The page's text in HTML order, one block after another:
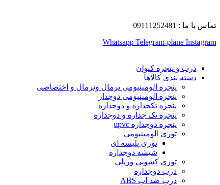
تماس با ما : 09111252481
Whatsapp Telegram-plane Instagram
درب و پنجره کیوان
دسته بندی کالاها
پنجره الومینیومی ترمال ونرمال و اختصاصی
پنجره الومینیومی دوجدار
پنجره تکجداره و دوجداره
پنجره تک جداره و دوجداره
پنجره دوجداره upvc
توری الومینیومی
توری پلیسه ای
شیشه دوجداره
توری کشویی وریلی
درب دوجداره
درب ضد اب ABS